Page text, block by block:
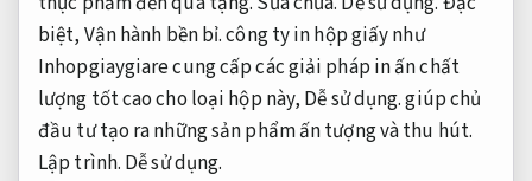
biệt, Vận hành bền bỉ.công ty in hộp giấy như
Inhopgiaygiare cung cấp các giải pháp in ấn chất
lượng tốt cao cho loại hộp này, Dễ sử dụng.giúp chủ
đầu tư tạo ra những sản phẩm ấn tượng và thu hút.
Lập trình. Dễ sử dụng.